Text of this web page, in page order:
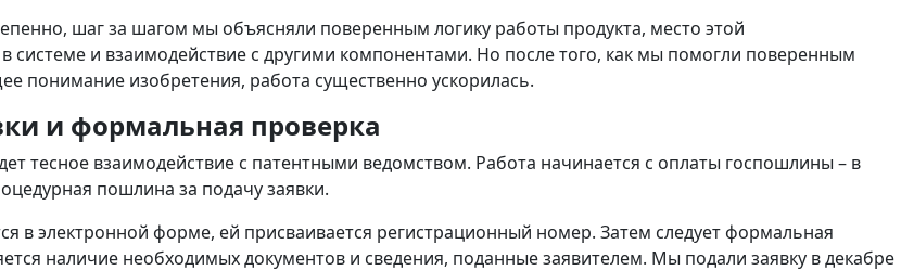
шаг за шагом мы объясняли поверенным логику работы продукта, место этой
системе и взаимодействие с другими компонентами. Но после того, как мы помогли поверенным
понимание изобретения, работа существенно ускорилась.
и формальная проверка
тесное взаимодействие с патентными ведомством. Работа начинается с оплаты госпошлины – в
пошлина за подачу заявки.
в электронной форме, ей присваивается регистрационный номер. Затем следует формальная
наличие необходимых документов и сведения, поданные заявителем. Мы подали заявку в декабре